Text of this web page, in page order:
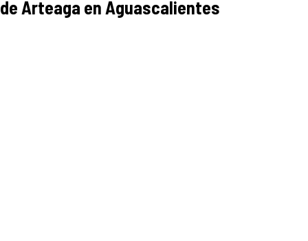
de Arteaga en Aguascalientes